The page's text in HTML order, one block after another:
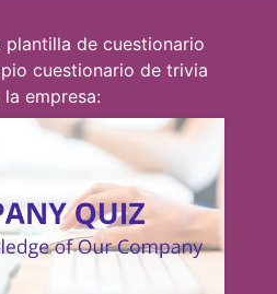
plantilla de cuestionario
cuestionario de trivia
la empresa: